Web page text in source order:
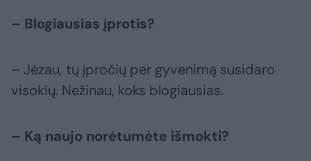
– Blogiausias įprotis?
– Jėzau, tų įpročių per gyvenimą susidaro
visokių. Nežinau, koks blogiausias.
– Ką naujo norėtumėte išmokti?